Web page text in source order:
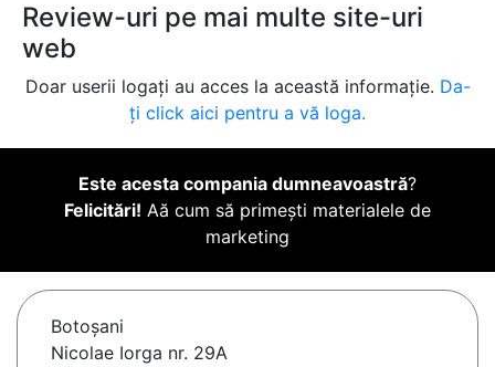
Review-uri pe mai multe site-uri
web
Doar userii logați au acces la această informație. Da-
ți click aici pentru a vă loga.
Este acesta compania dumneavoastră?
Felicitări! Aă cum să primești materialele de
marketing
Botoşani
Nicolae Iorga nr. 29A